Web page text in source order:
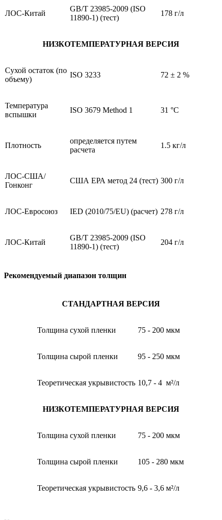
ЛОС-Китай
GB/T 23985-2009 (ISO
11890-1) (тест)
178 г/л
НИЗКОТЕМПЕРАТУРНАЯ ВЕРСИЯ
Сухой остаток (по
объему)
ISO 3233 72 ± 2 %
Температура
вспышки
ISO 3679 Method 1 31 °C
Плотность
определяется путем
расчета
1.5 кг/л
ЛОС-США/
Гонконг
США ЕРА метод 24 (тест) 300 г/л
ЛОС-Евросоюз IED (2010/75/EU) (расчет) 278 г/л
ЛОС-Китай
GB/T 23985-2009 (ISO
11890-1) (тест)
204 г/л
Рекомендуемый диапазон толщин
СТАНДАРТНАЯ ВЕРСИЯ
Толщина сухой пленки 75 - 200 мкм
Толщина сырой пленки 95 - 250 мкм
Теоретическая укрывистость 10,7 - 4 м²/л
НИЗКОТЕМПЕРАТУРНАЯ ВЕРСИЯ
Толщина сухой пленки 75 - 200 мкм
Толщина сырой пленки 105 - 280 мкм
Теоретическая укрывистость 9,6 - 3,6 м²/л